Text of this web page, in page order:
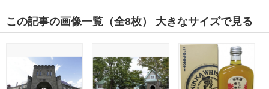
この記事の画像一覧 （全8枚） 大きなサイズで見る